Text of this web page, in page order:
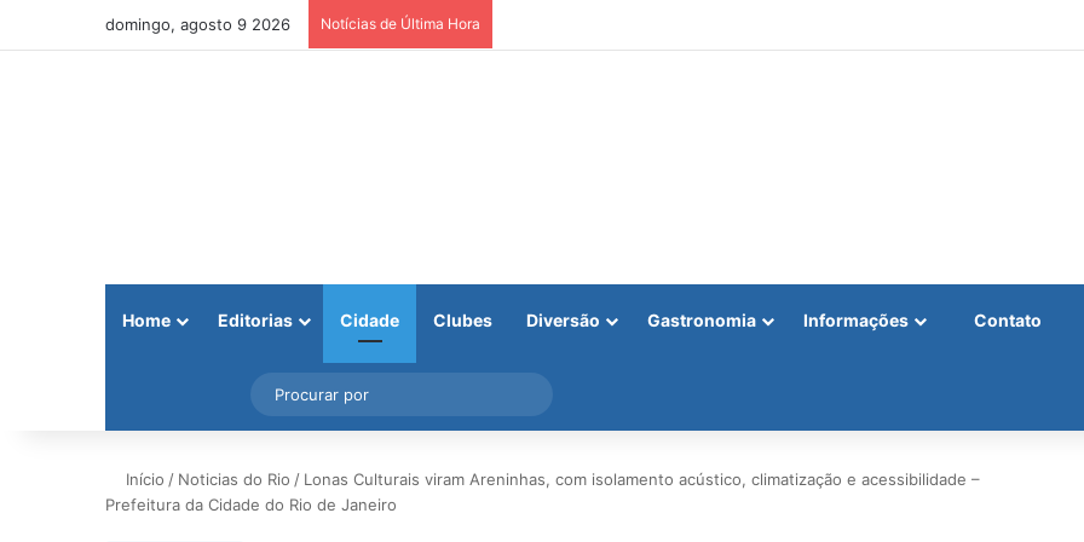
domingo, agosto 9 2026 Notícias de Última Hora
Home Editorias Cidade Clubes Diversão Gastronomia Informações Contato
Instagram
Barra Lateral
por
Início / Noticias do Rio / Lonas Culturais viram Areninhas, com isolamento acústico, climatização e acessibilidade –
Prefeitura da Cidade do Rio de Janeiro